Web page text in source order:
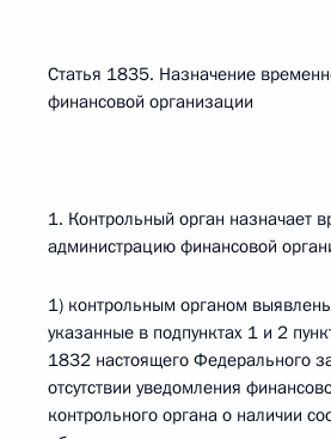
Статья 1835. Назначение
финансовой организации
1. Контрольный орган назначает
администрацию финансовой
1) контрольным органом
указанные в подпунктах 1 и 2
1832 настоящего Федерального
отсутствии уведомления
контрольного органа о наличии